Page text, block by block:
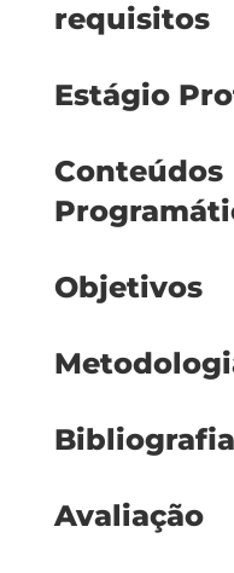
requisitos
Estágio
Conteúdos
Objetivos
Avaliação